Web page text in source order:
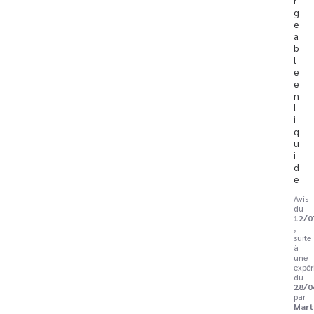
g
e
a
b
l
e
e
n
l
i
q
u
i
d
e
Avis
du
12/
,
suite
à
une
du
28/
par